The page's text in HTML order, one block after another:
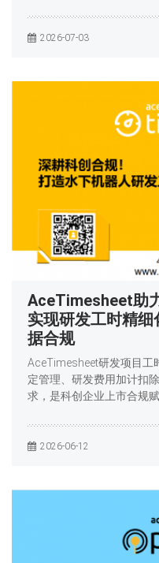
2026-07-03
AceTimesheet助
实现研发工时精
据合规
AceTimesheet研发项目工
定管理、研发费用加计扣
求，是科创企业上市合规
2026-06-12